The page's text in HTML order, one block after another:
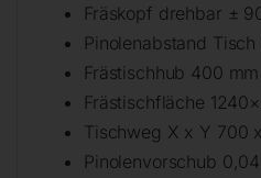
Fräskopf drehbar ±
Pinolenabstand
Frästischhub 400 mm
Frästischfläche
Tischweg X x Y 700
Pinolenvorschub